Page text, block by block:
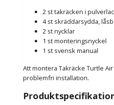
2 st takräcken i
4 st skräddarsydda,
2 st nycklar
1 st monteringsnyckel
1 st svensk manual
Att montera Takräcke Turtle
problemfri installation.